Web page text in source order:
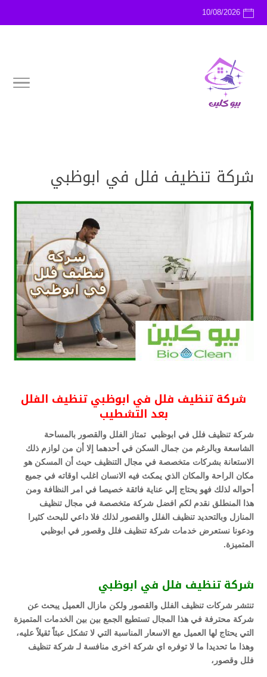
10/08/2026
شركة تنظيف فلل في ابوظبي
شركة تنظيف فلل في ابوظبي تنظيف الفلل
بعد التشطيب
شركة تنظيف فلل في ابوظبي تمتاز الفلل والقصور بالمساحة
الشاسعة وبالرغم من جمال السكن في أحدهما إلا أن من لوازم ذلك
الاستعانة بشركات متخصصة في مجال التنظيف حيث أن المسكن هو
مكان الراحة والمكان الذي يمكث فيه الانسان اغلب اوقاته في جميع
أحواله لذلك فهو يحتاج إلي عناية فائقة خصيصا في امر النظافة ومن
هذا المنطلق نقدم لكم افضل شركة متخصصة في مجال تنظيف
المنازل وبالتحديد تنظيف الفلل والقصور لذلك فلا داعي للبحث كثيرا
ودعونا نستعرض خدمات شركة تنظيف فلل وقصور في ابوظبي
المتميزة.
شركة تنظيف فلل في ابوظبي
تنتشر شركات تنظيف الفلل والقصور ولكن مازال العميل يبحث عن
شركة محترفة في هذا المجال تستطيع الجمع بين بين الخدمات المتميزة
التي يحتاج لها العميل مع الاسعار المناسبة التي لا تشكل عبئاً ثقيلاً عليه،
وهذا ما تحديدا ما لا توفره اي شركة اخرى منافسة لـ شركة تنظيف
فلل وقصور،